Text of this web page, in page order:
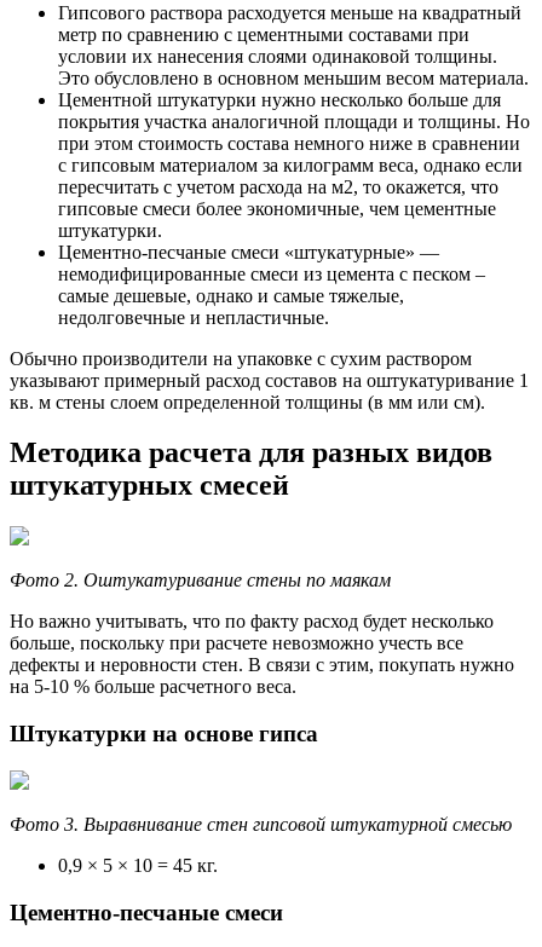
Гипсового раствора расходуется меньше на квадратный
метр по сравнению с цементными составами при
условии их нанесения слоями одинаковой толщины.
Это обусловлено в основном меньшим весом материала.
Цементной штукатурки нужно несколько больше для
покрытия участка аналогичной площади и толщины. Но
при этом стоимость состава немного ниже в сравнении
с гипсовым материалом за килограмм веса, однако если
пересчитать с учетом расхода на м2, то окажется, что
гипсовые смеси более экономичные, чем цементные
штукатурки.
Цементно-песчаные смеси «штукатурные» —
немодифицированные смеси из цемента с песком –
самые дешевые, однако и самые тяжелые,
недолговечные и непластичные.
Обычно производители на упаковке с сухим раствором
указывают примерный расход составов на оштукатуривание 1
кв. м стены слоем определенной толщины (в мм или см).
Методика расчета для разных видов
штукатурных смесей
Фото 2. Оштукатуривание стены по маякам
Но важно учитывать, что по факту расход будет несколько
больше, поскольку при расчете невозможно учесть все
дефекты и неровности стен. В связи с этим, покупать нужно
на 5-10 % больше расчетного веса.
Штукатурки на основе гипса
Фото 3. Выравнивание стен гипсовой штукатурной смесью
0,9 × 5 × 10 = 45 кг.
Цементно-песчаные смеси